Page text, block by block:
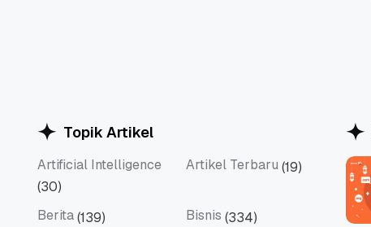
Topik Artikel
Artificial Intelligence
Artificial Intelligence
(30)
Artikel Terbaru (19)
Berita(139) Bisnis (334)